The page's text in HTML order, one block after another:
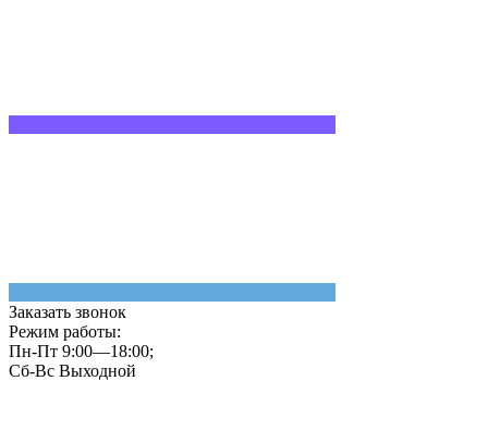
Заказать звонок
Режим работы:
Пн-Пт 9:00—18:00;
Сб-Вс Выходной